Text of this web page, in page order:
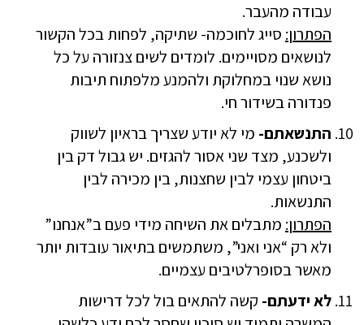
עבודה מהעבר.
הפתרון: סייג לחוכמה- שתיקה, לפחות בכל הקשור
לנושאים מסויימים. לומדים לשים צנזורה על כל
נושא שנוי במחלוקת ולהמנע מלפתוח תיבות
פנדורה בשידור חי.
התנשאתם- מי לא יודע שצריך בראיון לשווק
ולשכנע, מצד שני אסור להגזים. יש גבול דק בין
ביטחון עצמי לבין שחצנות, בין מכירה לבין
התנשאות.
הפתרון: מתבלים את השיחה מידי פעם ב”אנחנו”
ולא רק “אני ואני”, משתמשים בתיאור עובדות יותר
מאשר בסופרלטיבים עצמיים.
לא ידעתם- קשה להתאים בול לכל דרישות